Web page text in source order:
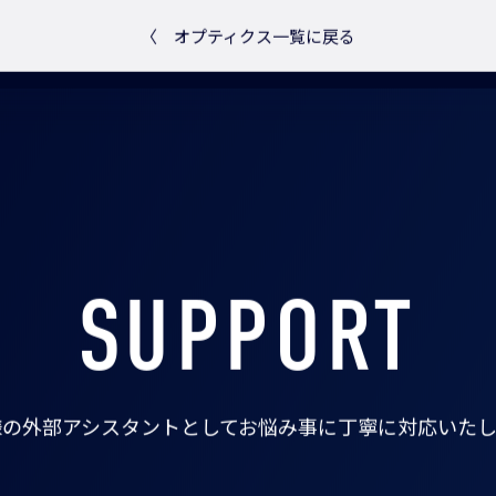
〈 オプティクス一覧に戻る
SUPPORT
外部アシスタントとしてお悩み事に丁寧に対応いた